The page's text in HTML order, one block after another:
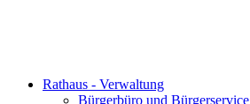
Rathaus - Verwaltung
Bürgerbüro und Bürgerservice